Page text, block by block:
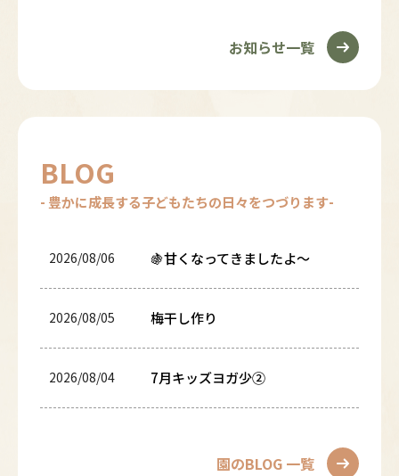
途中入園受け入れについて
料）を開催いたします
お知らせ一覧
BLOG
- 豊かに成長する子どもたちの日々をつづります-
2026/08/06 🍇甘くなってきましたよ～
2026/08/05 梅干し作り
2026/08/04 7月キッズヨガ少②
園のBLOG 一覧